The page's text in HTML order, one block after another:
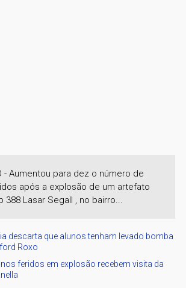
- Aumentou para dez o número de
após a explosão de um artefato
388 Lasar Segall , no bairro...
descarta que alunos tenham levado bomba
Roxo
feridos em explosão recebem visita da